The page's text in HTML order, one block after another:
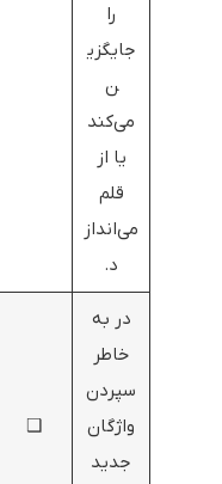
را
جایگزی
ن
می‌کند
یا از
قلم
می‌انداز
د.
در به
خاطر
سپردن
واژگان
جدید
❑